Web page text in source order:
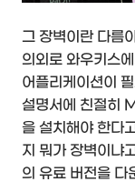
그 장벽이란 다름
의외로 와우키스
어플리케이션이
설명서에 친절
을 설치해야 한다
지 뭐가 장벽이냐
의 유료 버전을 다